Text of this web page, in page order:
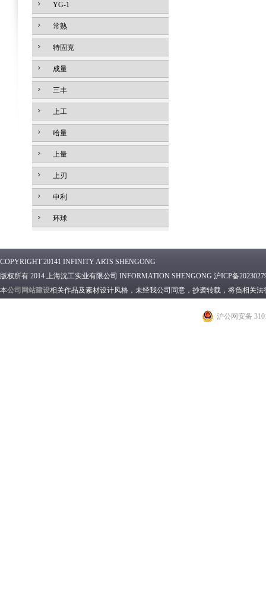
YG-1
常熟
特固克
成量
三丰
上工
哈量
上量
上刃
申利
环球
COPYRIGHT 20141 INFINITY ARTS SHENGONG
版权所有 2014 上海沈工实业有限公司 INFORMATION SHENGONG 沪ICP备
本公司网站建设相关作品及素材设计风格，未经我公司同意，抄袭转载，将负相关法
沪公网安备